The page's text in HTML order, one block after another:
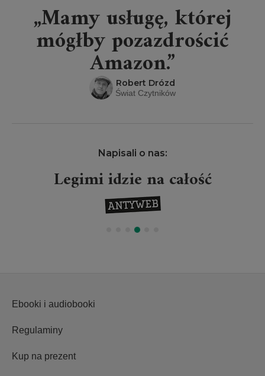
„Mamy usługę, której
mógłby pozazdrościć
Amazon.”
Robert Drózd
Świat Czytników
Napisali o nas:
Legimi idzie na całość
Ebooki i audiobooki
Regulaminy
Kup na prezent